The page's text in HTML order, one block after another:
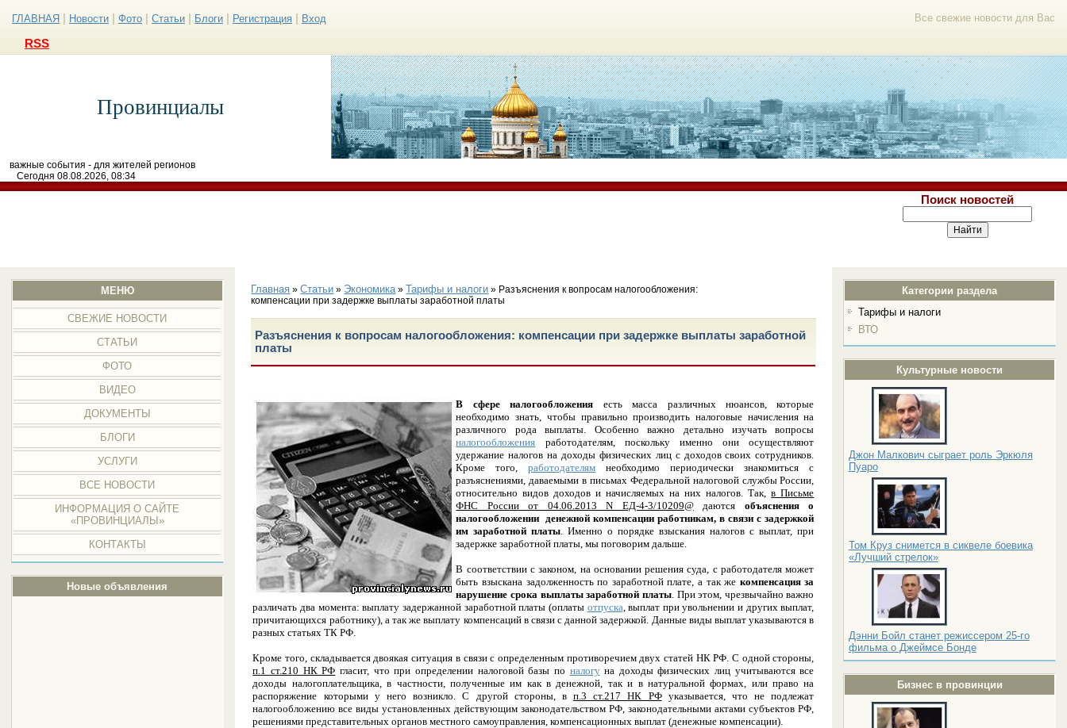
Все свежие новости для Вас
ГЛАВНАЯ Новости Фото Статьи Блоги Регистрация Вход
RSS
Провинциалы
важные события - для жителей регионов
Сегодня 08.08.2026, 08:34
Поиск новостей
МЕНЮ
СВЕЖИЕ НОВОСТИ
СТАТЬИ
ФОТО
ВИДЕО
ДОКУМЕНТЫ
БЛОГИ
УСЛУГИ
ВСЕ НОВОСТИ
ИНФОРМАЦИЯ О САЙТЕ
«ПРОВИНЦИАЛЫ»
КОНТАКТЫ
Новые объявления
Категории раздела
Тарифы и налоги
ВТО
Культурные новости
Джон Малкович сыграет роль Эркюля
Пуаро
Том Круз снимется в сиквеле боевика
«Лучший стрелок»
Дэнни Бойл станет режиссером 25-го
фильма о Джеймсе Бонде
Бизнес в провинции
Главная »Статьи » Экономика» Тарифы и налоги » Разъяснения к вопросам налогообложения:
компенсации при задержке выплаты заработной платы
Разъяснения к вопросам налогообложения: компенсации при задержке выплаты заработной
платы
В сфере налогообложения есть масса различных нюансов, которые
необходимо знать, чтобы правильно производить налоговые начисления на
различного рода выплаты. Особенно важно детально изучать вопросы
налогообложения работодателям, поскольку именно они осуществляют
удержание налогов на доходы физических лиц с доходов своих сотрудников.
Кроме того,работодателям необходимо периодически знакомиться с
разъяснениями, даваемыми в письмах Федеральной налоговой службы России,
относительно видов доходов и начисляемых на них налогов. Так,в Письме
ФНС России от 04.06.2013 N ЕД-4-3/10209@даются объяснения о
налогообложении денежной компенсации работникам, в связи с задержкой
им заработной платы . Именно о порядке взыскания налогов с выплат, при
задержке заработной платы, мы поговорим дальше.
В соответствии с законом, на основании решения суда, с работодателя может
быть взыскана задолженность по заработной плате, а так же компенсация за
нарушение срока выплаты заработной платы. При этом, чрезвычайно важно
различать два момента: выплату задержанной заработной платы (оплаты отпуска , выплат при увольнении и других выплат,
причитающихся работнику), а так же выплату компенсаций в связи с данной задержкой. Данные виды выплат указываются в
разных статьях ТК РФ.
Кроме того, складывается двоякая ситуация в связи с определенным противоречием двух статей НК РФ. С одной стороны,
п.1 ст.210 НК РФ гласит, что при определении налоговой базы по налогуна доходы физических лиц учитываются все
доходы налогоплательщика, в частности, полученные им как в денежной, так и в натуральной формах, или право на
распоряжение которыми у него возникло. С другой стороны, вп.3 ст.217 НК РФуказывается, что не подлежат
налогообложению все виды установленных действующим законодательством РФ, законодательными актами субъектов РФ,
решениями представительных органов местного самоуправления, компенсационных выплат (денежные компенсации).